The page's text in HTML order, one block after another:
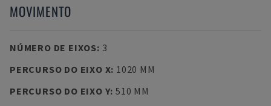
MOVIMENTO
NÚMERO DE EIXOS: 3
PERCURSO DO EIXO X: 1020 MM
PERCURSO DO EIXO Y: 510 MM